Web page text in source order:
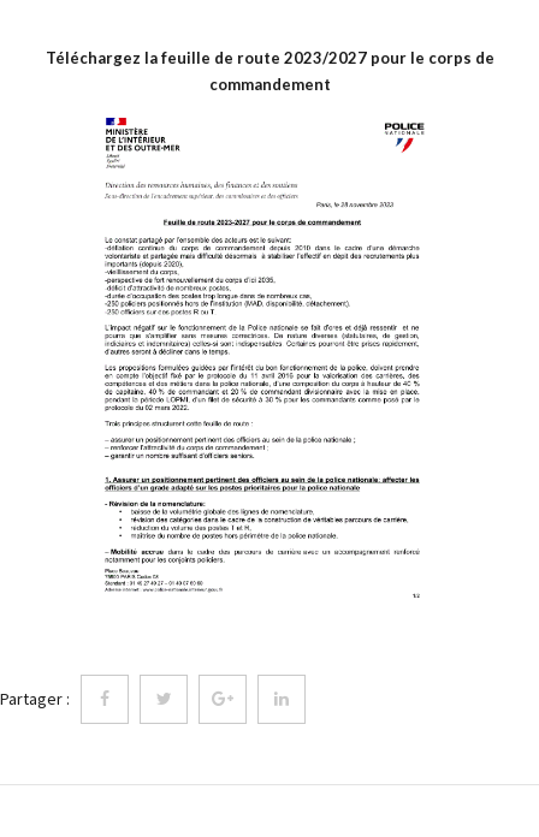
Téléchargez la feuille de route 2023/2027 pour le corps de
commandement
Partager :